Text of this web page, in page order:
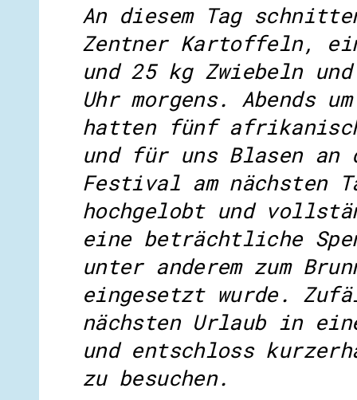
An diesem Tag
Zentner Kartoffeln,
und 25 kg Zwiebeln
Uhr morgens. Abends
hatten fünf
und für uns Blasen an
Festival am nächsten
hochgelobt und
eine beträchtliche
unter anderem zum
eingesetzt wurde.
nächsten Urlaub in
und entschloss
zu besuchen.